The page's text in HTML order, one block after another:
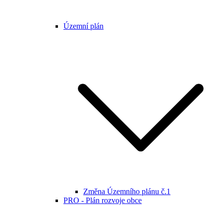
Územní plán
Změna Územního plánu č.1
PRO - Plán rozvoje obce